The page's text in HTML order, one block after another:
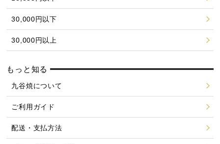
30,000円以下
30,000円以上
もっと知る
九谷焼について
ご利用ガイド
配送・支払方法